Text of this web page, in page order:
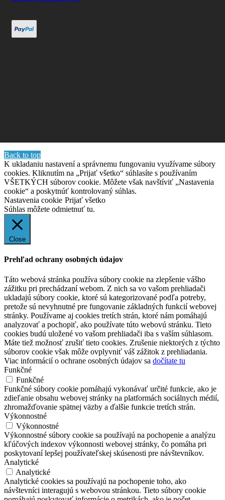
Back to top
K ukladaniu nastavení a správnemu fungovaniu využívame súbory
cookies. Kliknutím na „Prijať všetko“ súhlasíte s používaním
VŠETKÝCH súborov cookie. Môžete však navštíviť „Nastavenia
cookie“ a poskytnúť kontrolovaný súhlas.
Nastavenia cookie Prijať všetko
Súhlas môžete odmietnuť tu.
Close
Prehľad ochrany osobných údajov
Táto webová stránka používa súbory cookie na zlepšenie vášho
zážitku pri prechádzaní webom. Z nich sa vo vašom prehliadači
ukladajú súbory cookie, ktoré sú kategorizované podľa potreby,
pretože sú nevyhnutné pre fungovanie základných funkcií webovej
stránky. Používame aj cookies tretích strán, ktoré nám pomáhajú
analyzovať a pochopiť, ako používate túto webovú stránku. Tieto
cookies budú uložené vo vašom prehliadači iba s vaším súhlasom.
Máte tiež možnosť zrušiť tieto cookies. Zrušenie niektorých z týchto
súborov cookie však môže ovplyvniť váš zážitok z prehliadania.
Viac informácií o ochrane osobných údajov sa dočítate tu
Funkčné
Funkčné
Funkčné súbory cookie pomáhajú vykonávať určité funkcie, ako je
zdieľanie obsahu webovej stránky na platformách sociálnych médií,
zhromažďovanie spätnej väzby a ďalšie funkcie tretích strán.
Výkonnostné
Výkonnostné
Výkonnostné súbory cookie sa používajú na pochopenie a analýzu
kľúčových indexov výkonnosti webovej stránky, čo pomáha pri
poskytovaní lepšej používateľskej skúsenosti pre návštevníkov.
Analytické
Analytické
Analytické cookies sa používajú na pochopenie toho, ako
návštevníci interagujú s webovou stránkou. Tieto súbory cookie